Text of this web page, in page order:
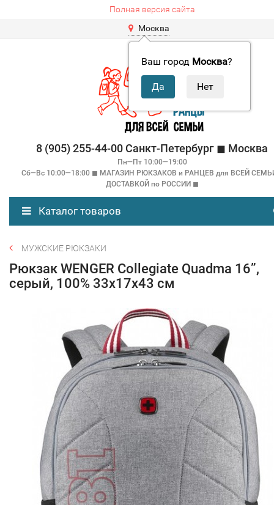
Полная версия сайта
Москва
Ваш город Москва?
8 (905) 255-44-00 Санкт-Петербург ◼ Москва
Пн—Пт 10:00—19:00
Сб—Вс 10:00—18:00 ◼ МАГАЗИН РЮКЗАКОВ и РАНЦЕВ для ВСЕЙ
ДОСТАВКОЙ по РОССИИ ◼
Каталог товаров
МУЖСКИЕ РЮКЗАКИ
Рюкзак WENGER Collegiate Quadma 16”,
серый, 100% 33х17х43 см